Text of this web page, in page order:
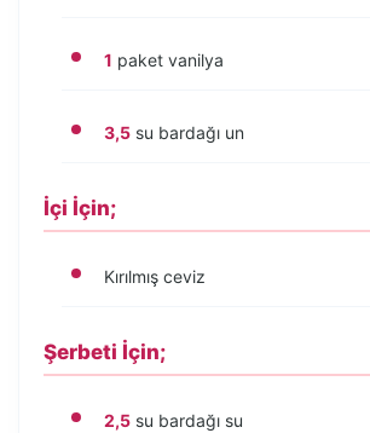
1 paket vanilya
3,5 su bardağı un
İçi İçin;
Kırılmış ceviz
Şerbeti İçin;
2,5 su bardağı su